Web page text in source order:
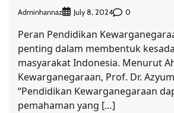
Adminhannaz July 8, 2024 0
Peran Pendidikan
penting dalam membentuk
masyarakat Indonesia. Menurut
Kewarganegaraan, Prof. Dr.
“Pendidikan Kewarganegaraan
pemahaman yang […]